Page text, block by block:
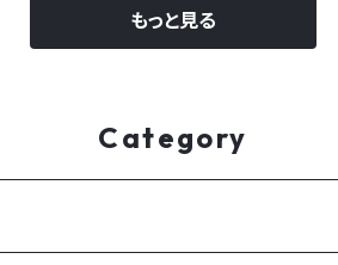
もっと見る
Category